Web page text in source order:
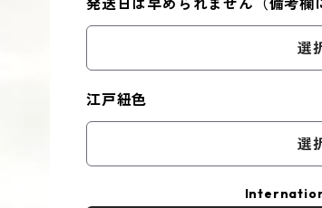
選
江戸紐色
選